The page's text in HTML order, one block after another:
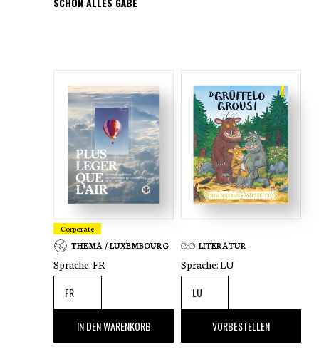
Ausgabe vonDat ass Lëtzebuerg !gesammelt
vor, an der auch Steve Schwartz
mitgearbeitet hat. Ein echter
Naturliebhaber, der sich für den Erhalt
von Gemüsearten und Nutzpflanzen
einsetzt.
Corporate
THEMA / LUXEMBOURG
Sprache:FR
,00 €
IN DEN WARENKORB
LITERATUR
Sprache:LU
,00 €VORBESTELLEN